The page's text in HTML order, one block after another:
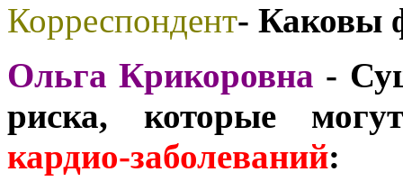
Корреспондент- Каковы
Ольга Крикоровна -
риска, которые
кардио-заболеваний: